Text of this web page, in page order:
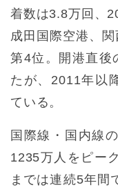
着数は3.8万回、
成田国際空港、関
第4位。開港直後
たが、2011年以
ている。
国際線・国内線
1235万人をピー
までは連続5年間